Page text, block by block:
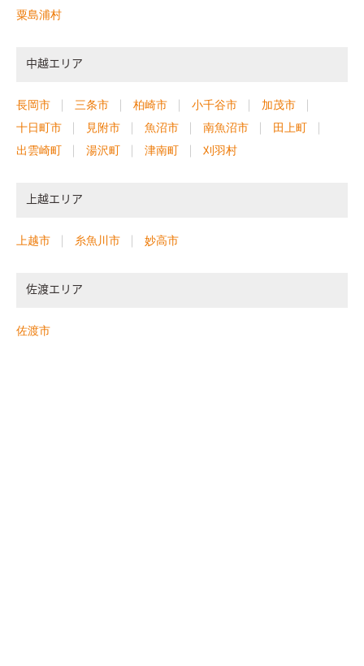
粟島浦村
中越エリア
長岡市 三条市 柏崎市 小千谷市
加茂市
十日町市
見附市 魚沼市 南魚沼市
田上町
出雲崎町
湯沢町 津南町 刈羽村
上越エリア
上越市 糸魚川市 妙高市
佐渡エリア
佐渡市